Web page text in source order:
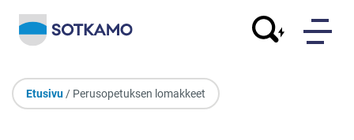
Etusivu / Perusopetuksen lomakkeet